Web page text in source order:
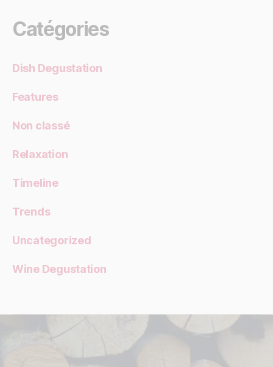
Catégories
Dish Degustation
Features
Non classé
Relaxation
Timeline
Trends
Uncategorized
Wine Degustation